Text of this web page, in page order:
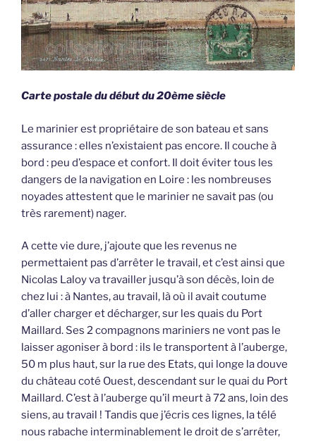
Carte postale du début du 20ème siècle
Le marinier est propriétaire de son bateau et sans
assurance : elles n’existaient pas encore. Il couche à
bord : peu d’espace et confort. Il doit éviter tous les
dangers de la navigation en Loire : les nombreuses
noyades attestent que le marinier ne savait pas (ou
très rarement) nager.
A cette vie dure, j’ajoute que les revenus ne
permettaient pas d’arrêter le travail, et c’est ainsi que
Nicolas Laloy va travailler jusqu’à son décès, loin de
chez lui : à Nantes, au travail, là où il avait coutume
d’aller charger et décharger, sur les quais du Port
Maillard. Ses 2 compagnons mariniers ne vont pas le
laisser agoniser à bord : ils le transportent à l’auberge,
50 m plus haut, sur la rue des Etats, qui longe la douve
du château coté Ouest, descendant sur le quai du Port
Maillard. C’est à l’auberge qu’il meurt à 72 ans, loin des
siens, au travail ! Tandis que j’écris ces lignes, la télé
nous rabache interminablement le droit de s’arrêter,